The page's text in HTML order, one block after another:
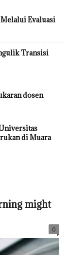
Evaluasi
Transisi
dosen
di Muara
might
0